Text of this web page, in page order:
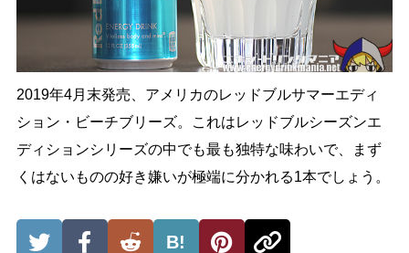
2019年4月末発売、アメリカのレッドブルサマーエディ
ション・ビーチブリーズ。これはレッドブルシーズンエ
ディションシリーズの中でも最も独特な味わいで、まず
くはないものの好き嫌いが極端に分かれる1本でしょう。
B!